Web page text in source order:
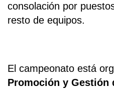
consolación por
resto de equipos.
El campeonato está
Promoción y Gestión